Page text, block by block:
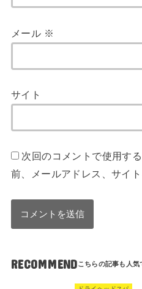
メール ※
サイト
次回のコメントで使用す
前、メールアドレス、サイト
RECOMMEND